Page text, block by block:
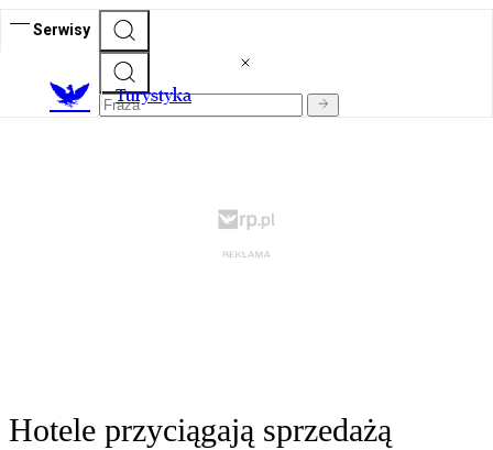
Serwisy
Turystyka
Hotele przyciągają sprzedażą